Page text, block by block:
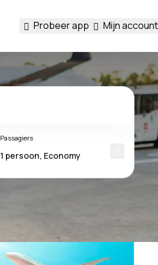
Probeer app Mijn account
Passagiers